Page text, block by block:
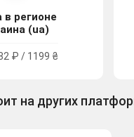
в регионе
(ua)
₽ / 1199 ₴
на других